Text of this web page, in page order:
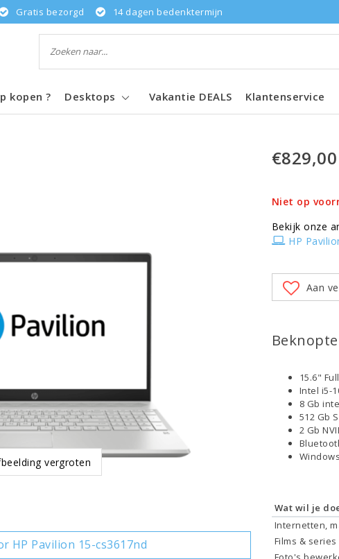
Gratis bezorgd 14 dagen bedenktermijn
kopen ? Desktops Vakantie DEALS Klantenservice
vergroten
HP Pavilion 15-cs3617nd
€829,00
Niet op
Bekijk onze
HP
Aan
15.6"
Intel i5-
8 Gb
512 Gb
2 Gb
Wat wil je
Internetten,
Films &